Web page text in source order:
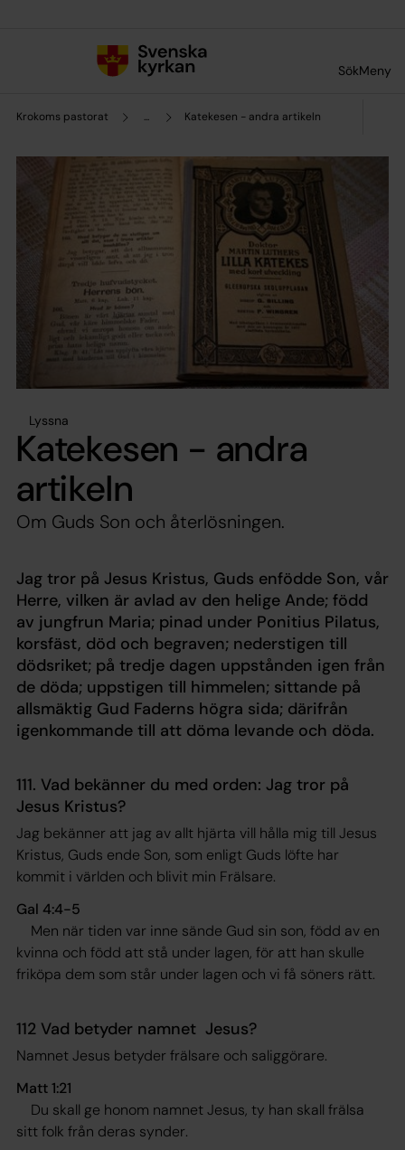
SökMeny
Krokoms pastorat ... Katekesen - andra artikeln
Lyssna
Katekesen - andra
artikeln
Om Guds Son och återlösningen.
Jag tror på Jesus Kristus, Guds enfödde Son, vår
Herre, vilken är avlad av den helige Ande; född
av jungfrun Maria; pinad under Ponitius Pilatus,
korsfäst, död och begraven; nederstigen till
dödsriket; på tredje dagen uppstånden igen från
de döda; uppstigen till himmelen; sittande på
allsmäktig Gud Faderns högra sida; därifrån
igenkommande till att döma levande och döda.
111. Vad bekänner du med orden: Jag tror på
Jesus Kristus?
Jag bekänner att jag av allt hjärta vill hålla mig till Jesus
Kristus, Guds ende Son, som enligt Guds löfte har
kommit i världen och blivit min Frälsare.
Gal 4:4-5
Men när tiden var inne sände Gud sin son, född av en
kvinna och född att stå under lagen, för att han skulle
friköpa dem som står under lagen och vi få söners rätt.
112 Vad betyder namnet Jesus?
Namnet Jesus betyder frälsare och saliggörare.
Matt 1:21
Du skall ge honom namnet Jesus, ty han skall frälsa
sitt folk från deras synder.